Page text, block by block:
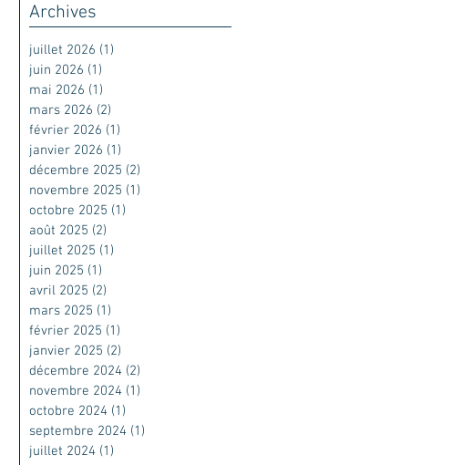
Archives
juillet 2026 (1)
juin 2026 (1)
mai 2026 (1)
mars 2026 (2)
février 2026 (1)
janvier 2026 (1)
décembre 2025 (2)
novembre 2025 (1)
octobre 2025 (1)
août 2025 (2)
juillet 2025 (1)
juin 2025 (1)
avril 2025 (2)
mars 2025 (1)
février 2025 (1)
janvier 2025 (2)
décembre 2024 (2)
novembre 2024 (1)
octobre 2024 (1)
septembre 2024 (1)
juillet 2024 (1)